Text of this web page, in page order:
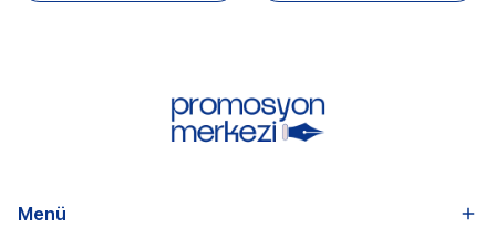
Menü